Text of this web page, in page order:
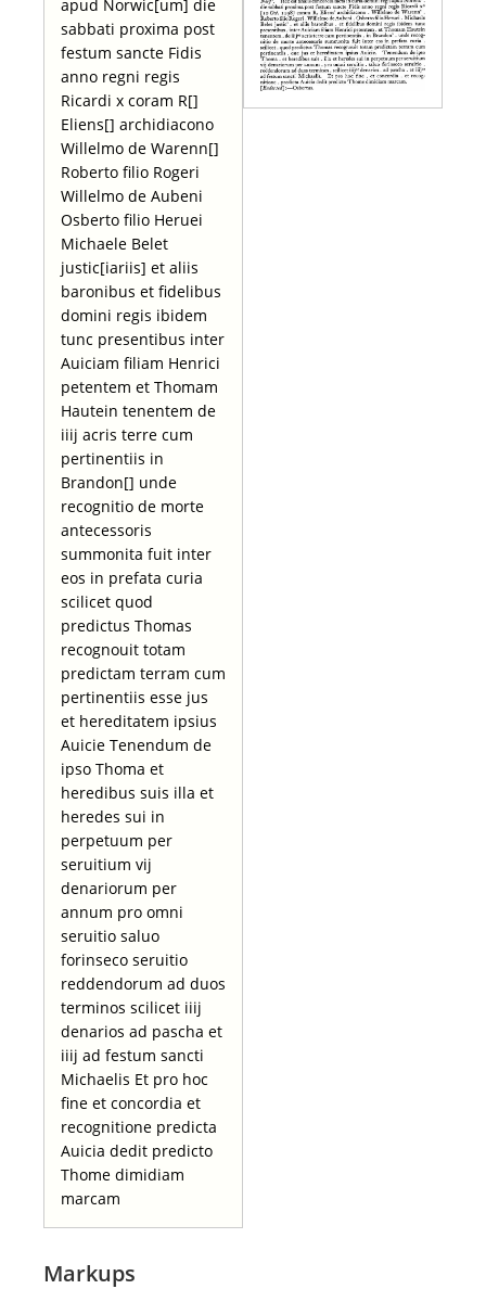
apud Norwic[um] die
sabbati proxima post
festum sancte Fidis
anno regni regis
Ricardi x coram R[]
Eliens[] archidiacono
Willelmo de Warenn[]
Roberto filio Rogeri
Willelmo de Aubeni
Osberto filio Heruei
Michaele Belet
justic[iariis] et aliis
baronibus et fidelibus
domini regis ibidem
tunc presentibus inter
Auiciam filiam Henrici
petentem et Thomam
Hautein tenentem de
iiij acris terre cum
pertinentiis in
Brandon[] unde
recognitio de morte
antecessoris
summonita fuit inter
eos in prefata curia
scilicet quod
predictus Thomas
recognouit totam
predictam terram cum
pertinentiis esse jus
et hereditatem ipsius
Auicie Tenendum de
ipso Thoma et
heredibus suis illa et
heredes sui in
perpetuum per
seruitium vij
denariorum per
annum pro omni
seruitio saluo
forinseco seruitio
reddendorum ad duos
terminos scilicet iiij
denarios ad pascha et
iiij ad festum sancti
Michaelis Et pro hoc
fine et concordia et
recognitione predicta
Auicia dedit predicto
Thome dimidiam
marcam
Markups